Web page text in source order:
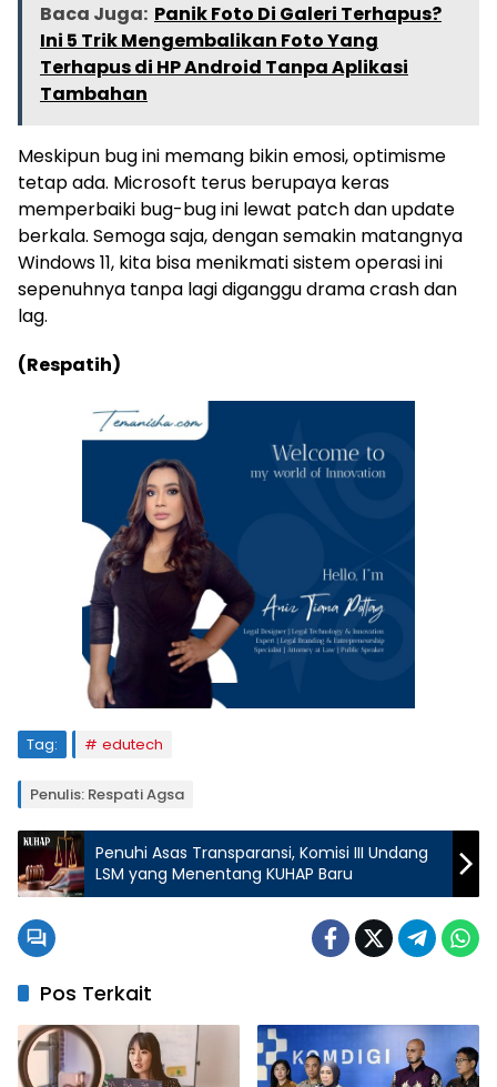
Baca Juga: Panik Foto Di Galeri Terhapus?
Ini 5 Trik Mengembalikan Foto Yang
Terhapus di HP Android Tanpa Aplikasi
Tambahan
Meskipun bug ini memang bikin emosi, optimisme
tetap ada. Microsoft terus berupaya keras
memperbaiki bug-bug ini lewat patch dan update
berkala. Semoga saja, dengan semakin matangnya
Windows 11, kita bisa menikmati sistem operasi ini
sepenuhnya tanpa lagi diganggu drama crash dan
lag.
(Respatih)
Tag: edutech
Penulis: Respati Agsa
Penuhi Asas Transparansi, Komisi III Undang
LSM yang Menentang KUHAP Baru
Pos Terkait